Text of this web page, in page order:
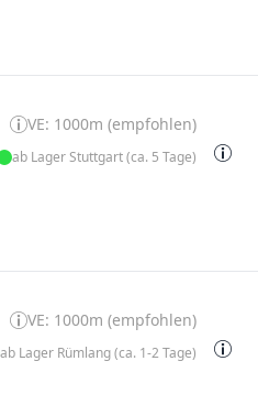
VE: 1000m (empfohlen)
ab Lager Stuttgart (ca. 5 Tage)
VE: 1000m (empfohlen)
ab Lager Rümlang (ca. 1-2 Tage)